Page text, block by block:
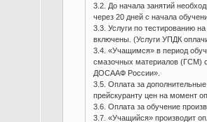
3.2. До начала занятий
через 20 дней с начала
3.3. Услуги по тестированию
включены. (Услуги УПДК
3.4. «Учащимся» в период
смазочных материалов (ГСМ)
ДОСААФ России».
3.5. Оплата за
прейскуранту цен на момент
3.6. Оплата за обучение
3.7. «Учащийся» производит